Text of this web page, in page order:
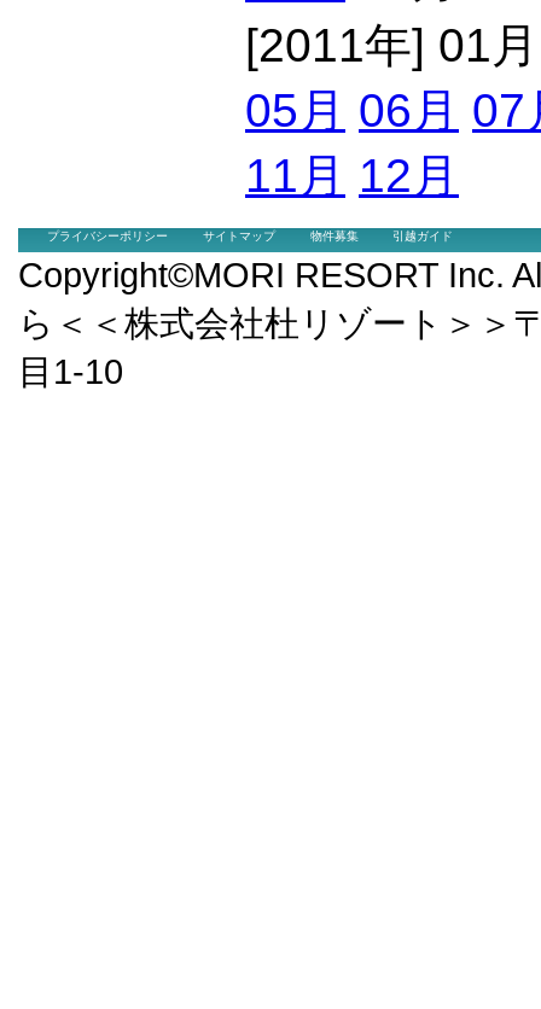
[2011年] 01
05月 06月 07
11月 12月
プライバシーポリシー サイトマップ 物件募集 引越ガイド
Copyright©MORI RESORT Inc.
ら＜＜株式会社杜リゾート＞＞
目1-10